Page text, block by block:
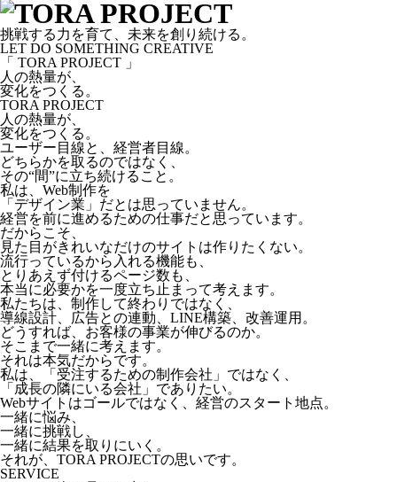
挑戦する力を育て、未来を創り続ける。
LET DO SOMETHING CREATIVE
「 TORA PROJECT 」
人の熱量が、
変化をつくる。
TORA PROJECT
人の熱量が、
変化をつくる。
ユーザー目線と、経営者目線。
どちらかを取るのではなく、
その“間”に立ち続けること。
私は、Web制作を
「デザイン業」だとは思っていません。
経営を前に進めるための仕事だと思っています。
だからこそ、
見た目がきれいなだけのサイトは作りたくない。
流行っているから入れる機能も、
とりあえず付けるページ数も、
本当に必要かを一度立ち止まって考えます。
私たちは、制作して終わりではなく、
導線設計、広告との連動、LINE構築、改善運用。
どうすれば、お客様の事業が伸びるのか。
そこまで一緒に考えます。
それは本気だからです。
私は、「受注するための制作会社」ではなく、
「成長の隣にいる会社」でありたい。
Webサイトはゴールではなく、経営のスタート地点。
一緒に悩み、
一緒に挑戦し、
一緒に結果を取りにいく。
それが、TORA PROJECTの思いです。
SERVICE